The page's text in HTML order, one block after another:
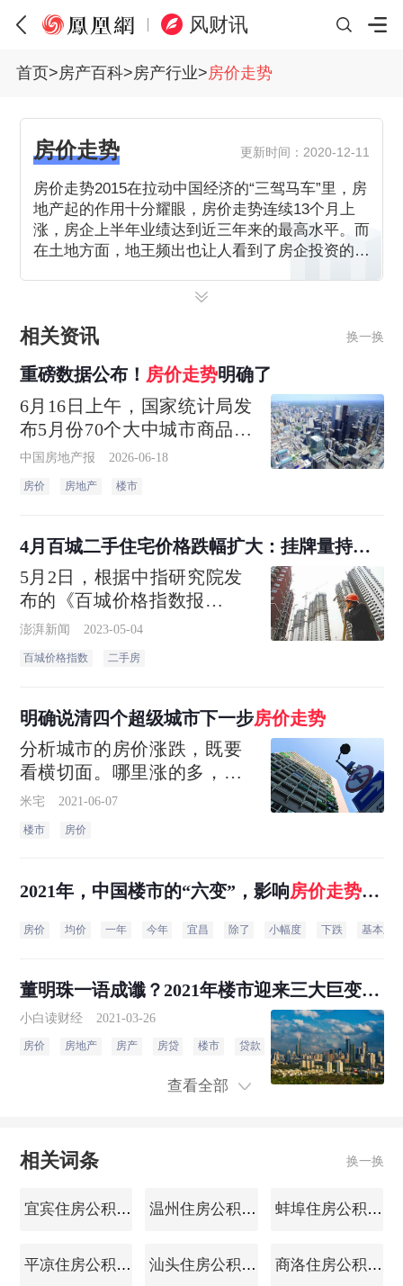
风财讯
首页>房产百科>房产行业>房价走势
房价走势 更新时间：2020-12-11
房价走势2015在拉动中国经济的“三驾马车”里，房
地产起的作用十分耀眼，房价走势连续13个月上
涨，房企上半年业绩达到近三年来的最高水平。而
在土地方面，地王频出也让人看到了房企投资的疯
市场将有所降温。目前房价的高速增长也将会有所
未来房价走势也不会出现大的起伏。
相关资讯 换一换
重磅数据公布！ 房价走势明确了
6月16日上午，国家统计局发
布5月份70个大中城市商品住
宅销售价格数据，房价上涨
城市数量进一步增加。当月
中国房地产报 2026-06-18
房价 房地产 楼市
4月百城二手住宅价格跌幅扩大：挂牌量持续
走高， 房价走势承压
5月2日，根据中指研究院发
布的《百城价格指数报
告》，百城新建住宅价格在
止住“7连跌”及持平后继续转
澎湃新闻 2023-05-04
百城价格指数 二手房
明确说清四个超级城市下一步房价走势
分析城市的房价涨跌，既要
看横切面。哪里涨的多，哪
里涨的少，哪里涨的快，哪
里涨的慢。同时，也要看纵
步
米宅 2021-06-07
楼市 房价
2021年，中国楼市的“六变”，影响房价走势，
房价 均价 一年 今年 宜昌 除了 小幅度 下跌 基本上
董明珠一语成谶？2021年楼市迎来三大巨变，
房价走势 明确了？
小白读财经 2021-03-26
房价 房地产 房产 房贷 楼市 贷款 楼盘 城市 中国
查看全部
相关词条 换一换
宜宾住房公积金查询 温州住房公积金查询 蚌埠住房公积金查询
平凉住房公积金查询 汕头住房公积金查询 商洛住房公积金查询